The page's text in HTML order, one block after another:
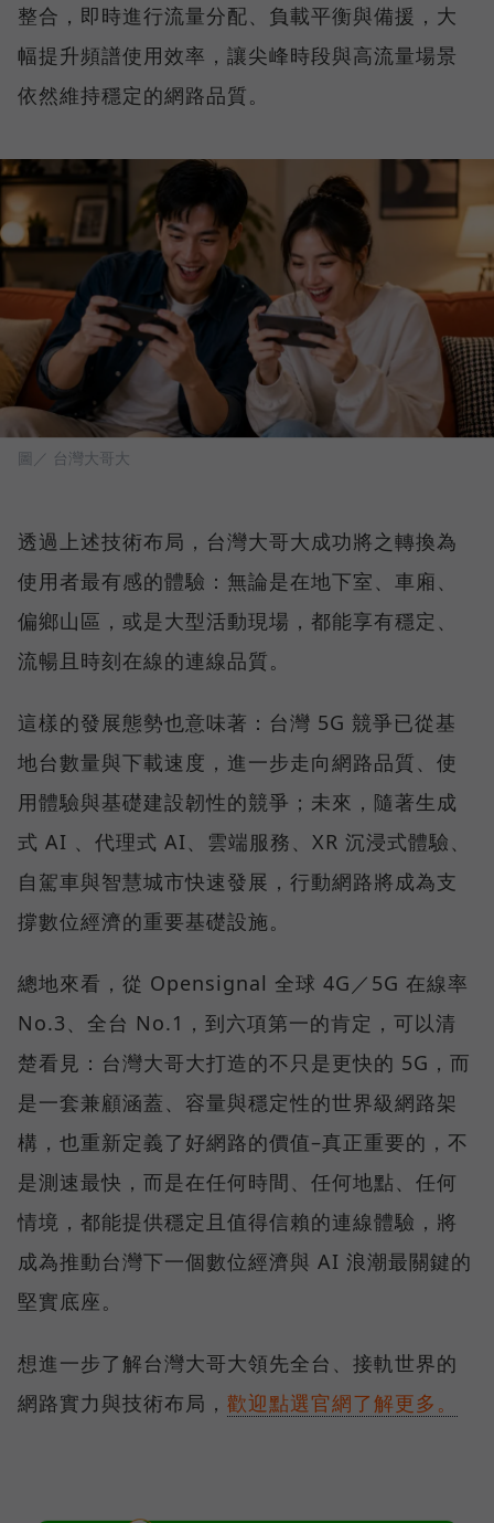
整合，即時進行流量分配、負載平衡與備援，大
幅提升頻譜使用效率，讓尖峰時段與高流量場景
依然維持穩定的網路品質。
圖／ 台灣大哥大
透過上述技術布局，台灣大哥大成功將之轉換為
使用者最有感的體驗：無論是在地下室、車廂、
偏鄉山區，或是大型活動現場，都能享有穩定、
流暢且時刻在線的連線品質。
這樣的發展態勢也意味著：台灣 5G 競爭已從基
地台數量與下載速度，進一步走向網路品質、使
用體驗與基礎建設韌性的競爭；未來，隨著生成
式 AI 、代理式 AI、雲端服務、XR 沉浸式體驗、
自駕車與智慧城市快速發展，行動網路將成為支
撐數位經濟的重要基礎設施。
總地來看，從 Opensignal 全球 4G／5G 在線率
No.3、全台 No.1，到六項第一的肯定，可以清
楚看見：台灣大哥大打造的不只是更快的 5G，而
是一套兼顧涵蓋、容量與穩定性的世界級網路架
構，也重新定義了好網路的價值–真正重要的，不
是測速最快，而是在任何時間、任何地點、任何
情境，都能提供穩定且值得信賴的連線體驗，將
成為推動台灣下一個數位經濟與 AI 浪潮最關鍵的
堅實底座。
想進一步了解台灣大哥大領先全台、接軌世界的
網路實力與技術布局， 歡迎點選官網了解更多。